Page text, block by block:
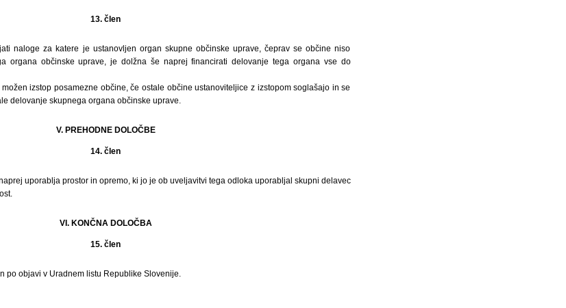
13. člen
naloge za katere je ustanovljen organ skupne občinske uprave, čeprav se občine niso
organa občinske uprave, je dolžna še naprej financirati delovanje tega organa vse do
izstop posamezne občine, če ostale občine ustanoviteljice z izstopom soglašajo in se
delovanje skupnega organa občinske uprave.
V. PREHODNE DOLOČBE
14. člen
uporablja prostor in opremo, ki jo je ob uveljavitvi tega odloka uporabljal skupni delavec
VI. KONČNA DOLOČBA
15. člen
po objavi v Uradnem listu Republike Slovenije.